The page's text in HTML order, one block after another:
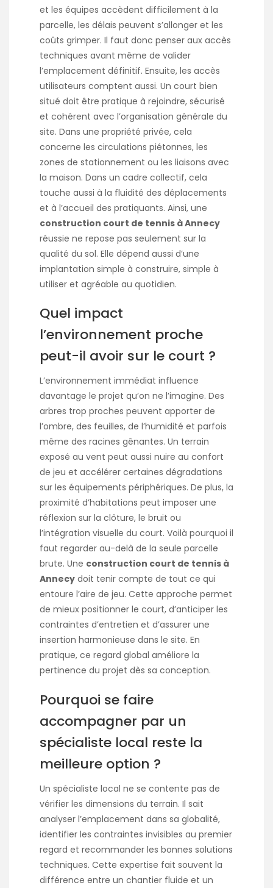
et les équipes accèdent difficilement à la
parcelle, les délais peuvent s’allonger et les
coûts grimper. Il faut donc penser aux accès
techniques avant même de valider
l’emplacement définitif. Ensuite, les accès
utilisateurs comptent aussi. Un court bien
situé doit être pratique à rejoindre, sécurisé
et cohérent avec l’organisation générale du
site. Dans une propriété privée, cela
concerne les circulations piétonnes, les
zones de stationnement ou les liaisons avec
la maison. Dans un cadre collectif, cela
touche aussi à la fluidité des déplacements
et à l’accueil des pratiquants. Ainsi, une
construction court de tennis à Annecy
réussie ne repose pas seulement sur la
qualité du sol. Elle dépend aussi d’une
implantation simple à construire, simple à
utiliser et agréable au quotidien.
Quel impact
l’environnement proche
peut-il avoir sur le court ?
L’environnement immédiat influence
davantage le projet qu’on ne l’imagine. Des
arbres trop proches peuvent apporter de
l’ombre, des feuilles, de l’humidité et parfois
même des racines gênantes. Un terrain
exposé au vent peut aussi nuire au confort
de jeu et accélérer certaines dégradations
sur les équipements périphériques. De plus, la
proximité d’habitations peut imposer une
réflexion sur la clôture, le bruit ou
l’intégration visuelle du court. Voilà pourquoi il
faut regarder au-delà de la seule parcelle
brute. Une construction court de tennis à
Annecy doit tenir compte de tout ce qui
entoure l’aire de jeu. Cette approche permet
de mieux positionner le court, d’anticiper les
contraintes d’entretien et d’assurer une
insertion harmonieuse dans le site. En
pratique, ce regard global améliore la
pertinence du projet dès sa conception.
Pourquoi se faire
accompagner par un
spécialiste local reste la
meilleure option ?
Un spécialiste local ne se contente pas de
vérifier les dimensions du terrain. Il sait
analyser l’emplacement dans sa globalité,
identifier les contraintes invisibles au premier
regard et recommander les bonnes solutions
techniques. Cette expertise fait souvent la
différence entre un chantier fluide et un